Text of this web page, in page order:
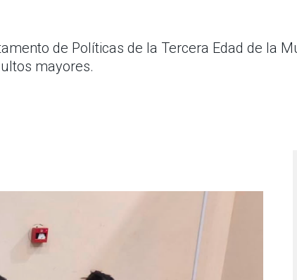
de Políticas de la Tercera Edad de la
mayores.